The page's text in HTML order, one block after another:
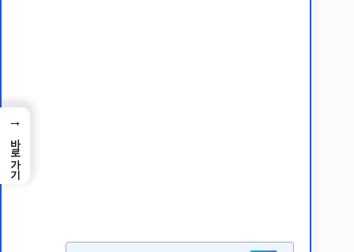
→
바로가기